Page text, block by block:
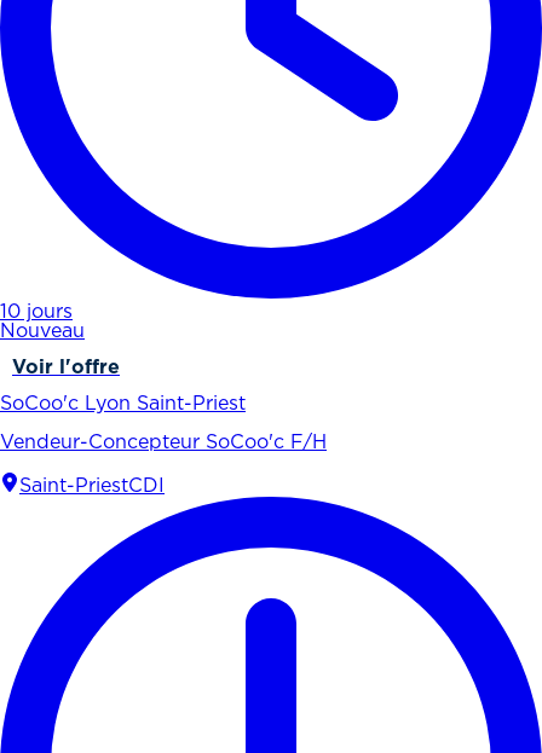
10 jours
Nouveau
Voir l'offre
SoCoo'c Lyon Saint-Priest
Vendeur-Concepteur SoCoo'c F/H
Saint-PriestCDI